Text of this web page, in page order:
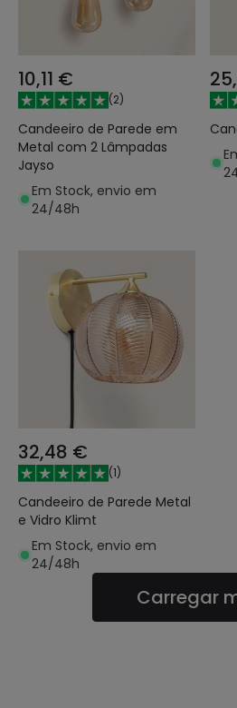
10,11 €
(2)
Candeeiro de Parede em
Metal com 2 Lâmpadas
Jayso
Em Stock, envio em
24/48h
32,48 €
(1)
Candeeiro de Parede Metal
e Vidro Klimt
Em Stock, envio em
24/48h
Carregar